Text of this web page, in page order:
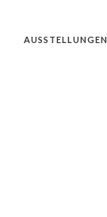
AUSSTELLUNGEN